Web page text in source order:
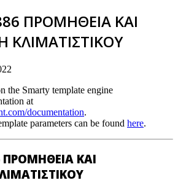
ΠΡΟΜΗΘΕΙΑ ΚΑΙ
the Smarty template engine
at
documentation.
parameters can be found here.
ΠΡΟΜΗΘΕΙΑ ΚΑΙ